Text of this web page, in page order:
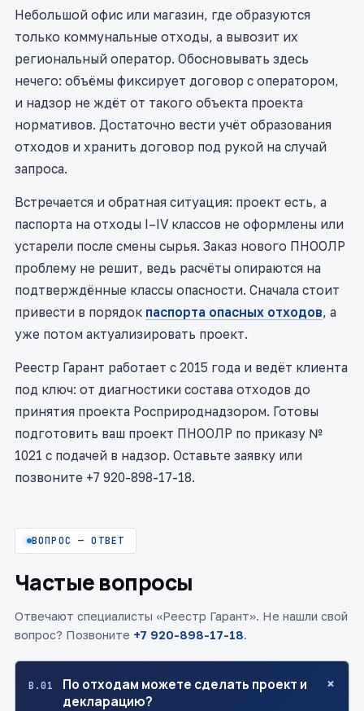
Небольшой офис или магазин, где образуются
только коммунальные отходы, а вывозит их
региональный оператор. Обосновывать здесь
нечего: объёмы фиксирует договор с оператором,
и надзор не ждёт от такого объекта проекта
нормативов. Достаточно вести учёт образования
отходов и хранить договор под рукой на случай
запроса.
Встречается и обратная ситуация: проект есть, а
паспорта на отходы I–IV классов не оформлены или
устарели после смены сырья. Заказ нового ПНООЛР
проблему не решит, ведь расчёты опираются на
подтверждённые классы опасности. Сначала стоит
привести в порядок паспорта опасных отходов, а
уже потом актуализировать проект.
Реестр Гарант работает с 2015 года и ведёт клиента
под ключ: от диагностики состава отходов до
принятия проекта Росприроднадзором. Готовы
подготовить ваш проект ПНООЛР по приказу №
1021 с подачей в надзор. Оставьте заявку или
позвоните +7 920-898-17-18.
ВОПРОС — ОТВЕТ
Частые вопросы
Отвечают специалисты «Реестр Гарант». Не нашли свой
вопрос? Позвоните +7 920-898-17-18.
В.01
По отходам можете сделать проект и
декларацию?
+